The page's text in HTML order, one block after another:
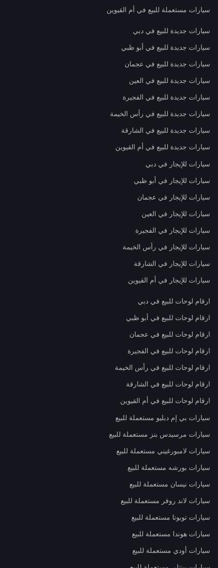
سيارات مستعملة للبيع في أم القيوين
سيارات جديدة للبيع في دبي
سيارات جديدة للبيع في أبو ظبي
سيارات جديدة للبيع في عجمان
سيارات جديدة للبيع في العين
سيارات جديدة للبيع في الفجيرة
سيارات جديدة للبيع في رأس الخيمة
سيارات جديدة للبيع في الشارقة
سيارات جديدة للبيع في أم القيوين
سيارات للإيجار في دبي
سيارات للإيجار في أبو ظبي
سيارات للإيجار في عجمان
سيارات للإيجار في العين
سيارات للإيجار في الفجيرة
سيارات للإيجار في رأس الخيمة
سيارات للإيجار في الشارقة
سيارات للإيجار في أم القيوين
ارقام لوحات للبيع في دبي
ارقام لوحات للبيع في أبو ظبي
ارقام لوحات للبيع في عجمان
ارقام لوحات للبيع في الفجيرة
ارقام لوحات للبيع في رأس الخيمة
ارقام لوحات للبيع في الشارقة
ارقام لوحات للبيع في أم القيوين
سيارات بي إم دبليو مستعملة للبيع
سيارات مرسيدس بنز مستعملة للبيع
سيارات لامبورغيني مستعملة للبيع
سيارات بورشه مستعملة للبيع
سيارات نيسان مستعملة للبيع
سيارات لاند روفر مستعملة للبيع
سيارات تويوتا مستعملة للبيع
سيارات هوندا مستعملة للبيع
سيارات أودي مستعملة للبيع